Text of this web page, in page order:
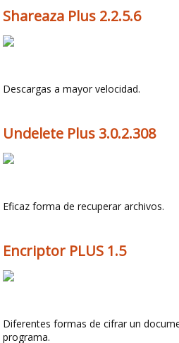
Shareaza Plus 2.2.5.6
Descargas a mayor velocidad.
Undelete Plus 3.0.2.308
Eficaz forma de recuperar archivos.
Encriptor PLUS 1.5
Diferentes formas de cifrar un
programa.